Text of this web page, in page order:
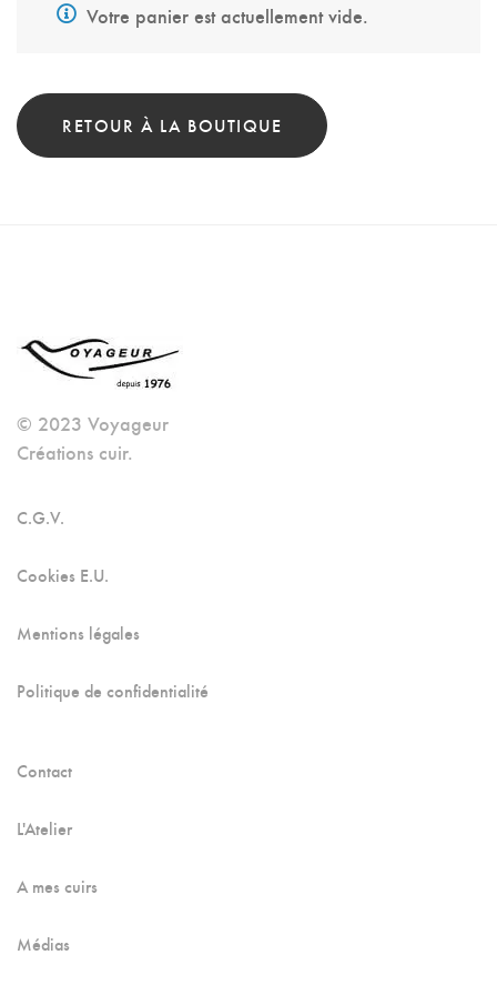
Votre panier est actuellement vide.
RETOUR À LA BOUTIQUE
© 2023 Voyageur
Créations cuir.
C.G.V.
Cookies E.U.
Mentions légales
Politique de confidentialité
Contact
L'Atelier
A mes cuirs
Médias